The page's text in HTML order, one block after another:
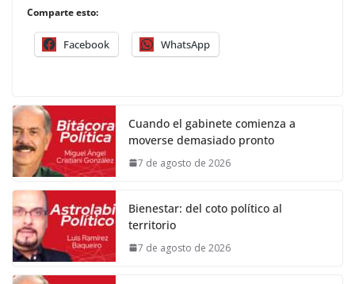
Comparte esto:
Facebook WhatsApp
Cuando el gabinete comienza a
moverse demasiado pronto
7 de agosto de 2026
Bienestar: del coto político al
territorio
7 de agosto de 2026